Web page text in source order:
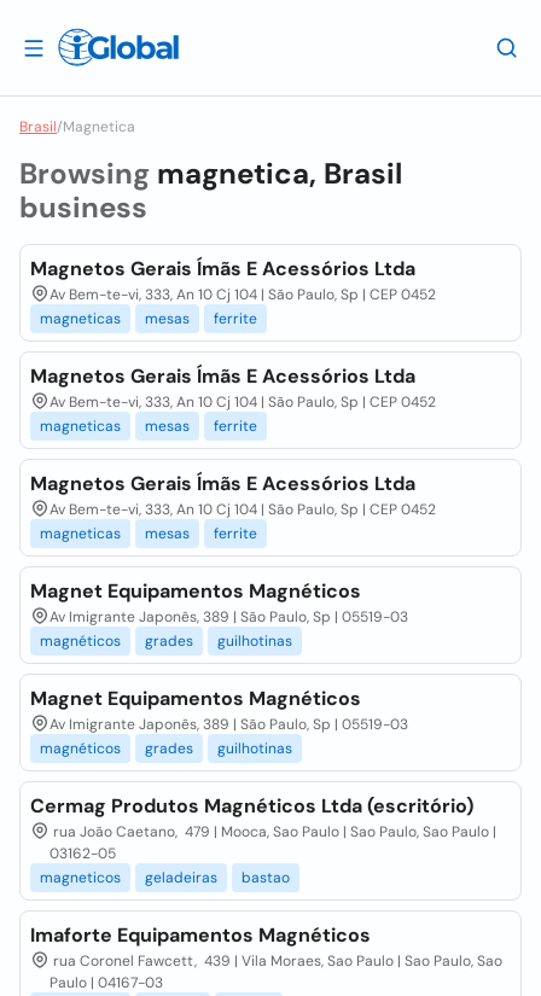
Brasil/Magnetica
Browsing magnetica, Brasil
business
Magnetos Gerais Ímãs E Acessórios Ltda
Av Bem-te-vi, 333, An 10 Cj 104 | São Paulo, Sp | CEP 0452
magneticas
mesas ferrite
Magnetos Gerais Ímãs E Acessórios Ltda
Av Bem-te-vi, 333, An 10 Cj 104 | São Paulo, Sp | CEP 0452
magneticas
mesas ferrite
Magnetos Gerais Ímãs E Acessórios Ltda
Av Bem-te-vi, 333, An 10 Cj 104 | São Paulo, Sp | CEP 0452
magneticas
mesas ferrite
Magnet Equipamentos Magnéticos
Av Imigrante Japonês, 389 | São Paulo, Sp | 05519-03
magnéticos
grades guilhotinas
Magnet Equipamentos Magnéticos
Av Imigrante Japonês, 389 | São Paulo, Sp | 05519-03
magnéticos
grades guilhotinas
Cermag Produtos Magnéticos Ltda (escritório)
rua João Caetano, 479 | Mooca, Sao Paulo | Sao Paulo, Sao Paulo |
03162-05
magneticos
geladeiras bastao
Imaforte Equipamentos Magnéticos
rua Coronel Fawcett, 439 | Vila Moraes, Sao Paulo | Sao Paulo, Sao
Paulo | 04167-03